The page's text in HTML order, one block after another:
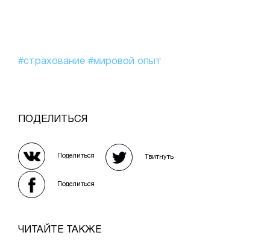
#страхование #мировой опыт
ПОДЕЛИТЬСЯ
Поделиться Твитнуть
Поделиться
ЧИТАЙТЕ ТАКЖЕ